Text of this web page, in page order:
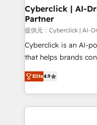
and technology for
growth. Our
architecture, AI
delivered through
for responsible AI adoption. As a
we blend strategy,
organisations scale
Cyberclick | AI-
Partner
提供元：Cyberclick | AI-
Cyberclick is an AI-
that helps brands
creativity to achieve
Barcelona and
the UK, we support
smarter marketing,
Elite4.9